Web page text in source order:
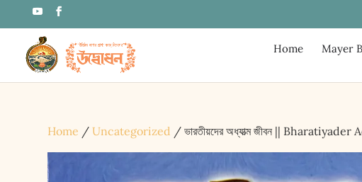
Home Mayer
Home /Uncategorized / ভারতীয়দের অধ্যাত্ম জীবন ||